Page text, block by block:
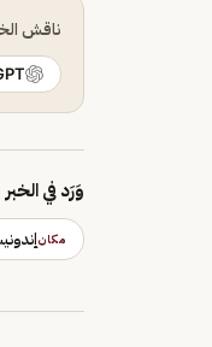
ناقش
وَرَد في الخبر
مكان